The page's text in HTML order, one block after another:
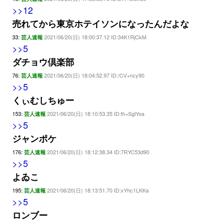
>>12
売れてから東京ホテイソンになったんだよな
33: 芸人速報 2021/06/20(日) 18:00:37.12 ID:34K1RjCkM
>>5
ダチョウ倶楽部
76: 芸人速報 2021/06/20(日) 18:04:52.97 ID:/CV+ncy90
>>5
くぃむしちゅー
153: 芸人速報 2021/06/20(日) 18:10:53.35 ID:th+SglYoa
>>5
ジャンポケ
176: 芸人速報 2021/06/20(日) 18:12:38.34 ID:7RYC53d90
>>5
よゐこ
195: 芸人速報 2021/06/20(日) 18:13:51.70 ID:xYhc1LKKa
>>5
ロンブー